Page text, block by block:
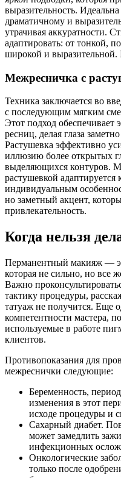
выразительность.
драматичному и
утрачивая аккуратности.
адаптировать: от тонкой,
широкой и выразительной.
Межресничка с
Техника заключается во
с последующим мягким
Этот подход
ресниц, делая глаза
Растушевка эффективно
иллюзию более открытых
выделяющихся контуров.
растушевкой
индивидуальным
но заметный акцент,
привлекательность.
Когда нельзя
Перманентный макияж —
которая не сильно, но все
Важно
тактику процедуры,
татуаж не получится. Еще
компетентности мастера,
используемые в работе
клиентов.
Противопоказания для
межреснички следующие:
Беременность,
изменения в этот
исходе процедуры и
Сахарный диабет.
может замедлить
инфекционных
Онкологические
только после